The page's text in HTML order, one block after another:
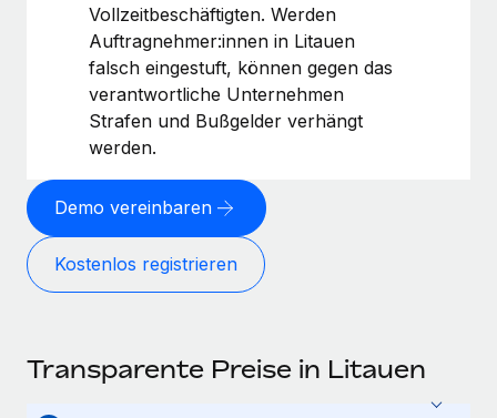
Vollzeitbeschäftigten. Werden
Auftragnehmer:innen in Litauen
falsch eingestuft, können gegen das
verantwortliche Unternehmen
Strafen und Bußgelder verhängt
werden.
Demo vereinbaren
Kostenlos registrieren
Transparente Preise in Litauen